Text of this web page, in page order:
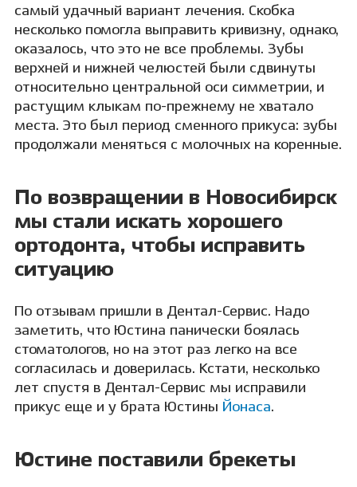
самый удачный вариант лечения. Скобка
несколько помогла выправить кривизну, однако,
оказалось, что это не все проблемы. Зубы
верхней и нижней челюстей были сдвинуты
относительно центральной оси симметрии, и
растущим клыкам по-прежнему не хватало
места. Это был период сменного прикуса: зубы
продолжали меняться с молочных на коренные.
По возвращении в Новосибирск
мы стали искать хорошего
ортодонта, чтобы исправить
ситуацию
По отзывам пришли в Дентал-Сервис. Надо
заметить, что Юстина панически боялась
стоматологов, но на этот раз легко на все
согласилась и доверилась. Кстати, несколько
лет спустя в Дентал-Сервис мы исправили
прикус еще и у брата Юстины Йонаса.
Юстине поставили брекеты